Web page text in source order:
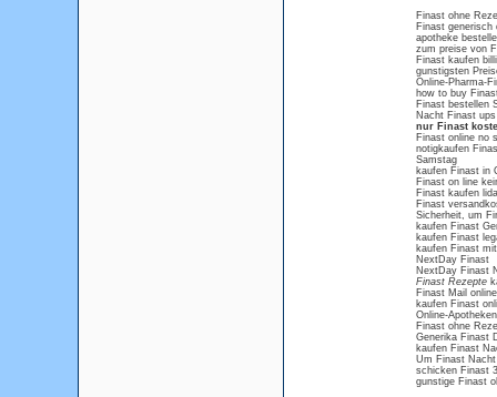
Finast ohne
Finast generisch
apotheke
zum preise von
Finast kaufen
gunstigsten
Online-Pharma-
how to buy
Finast bestellen
Nacht Finast
nur Finast
Finast online no
notigkaufen
Samstag
kaufen Finast in
Finast on line
Finast kaufen
Finast
Sicherheit, um
kaufen Finast
kaufen Finast
kaufen Finast
NextDay Finast
NextDay Finast
Finast Rezepte
Finast Mail online
kaufen Finast
Online-
Finast ohne
Generika Finast
kaufen Finast
Um Finast Nacht
schicken Finast
gunstige Finast